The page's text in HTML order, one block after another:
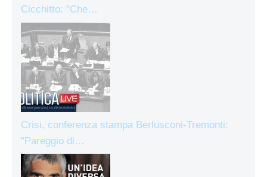
Cicchitto: "Che…
Crisi, conferenza stampa Berlusconi-Tremonti:
"Pareggio di…